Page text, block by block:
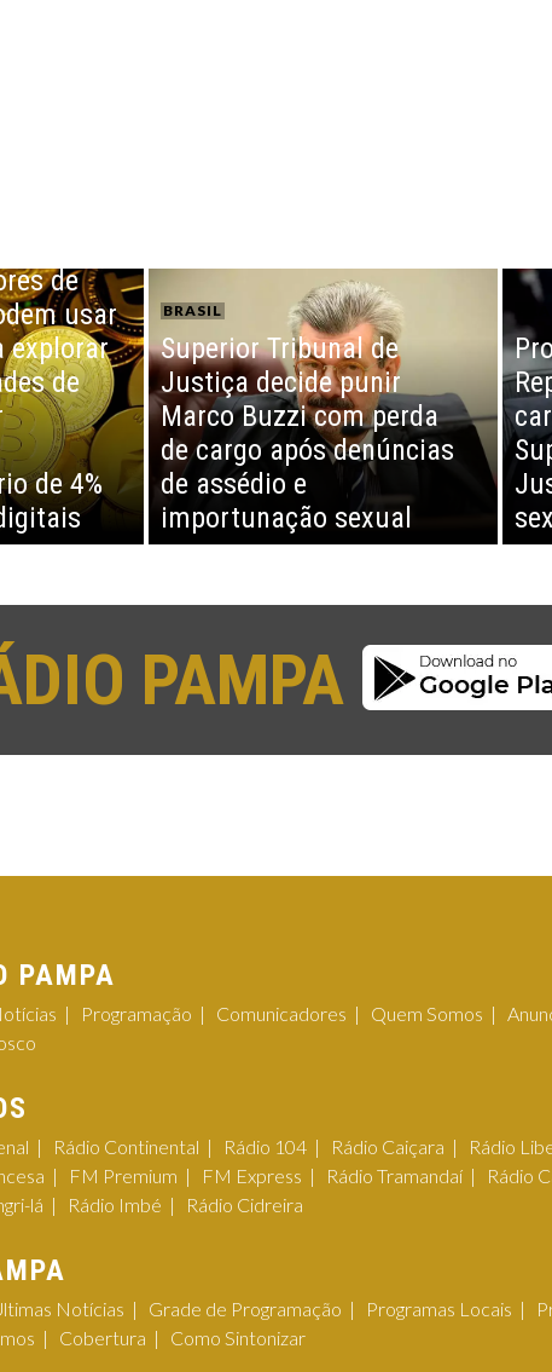
de
usar
explorar
de
de 4%
BRASIL
Superior Tribunal de
Justiça decide punir
Marco Buzzi com perda
de cargo após denúncias
de assédio e
importunação sexual
PAMPA
PAMPA
Programação Comunicadores Quem Somos
Rádio Continental Rádio 104 Rádio Caiçara Rádio
FM Premium FM Express Rádio Tramandaí Rádio
lá
Rádio Imbé Rádio Cidreira
Notícias Grade de Programação Programas Locais
Cobertura Como Sintonizar